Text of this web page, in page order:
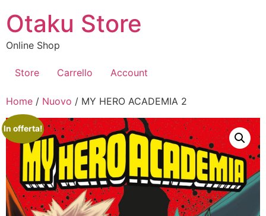
contenuto
Otaku Store
Online Shop
Store Carrello Account
Home / Nuovo / MY HERO ACADEMIA 2
In offerta!